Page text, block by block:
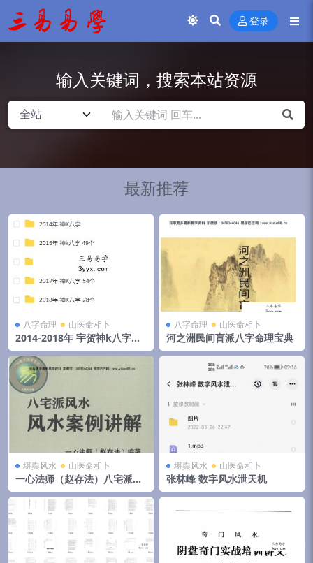
登录
输入关键词，搜索本站资源
最新推荐
八字命理 山医命相卜
2014-2018年 宇贺神k八字合
集 夸克网盘下载
八字命理 山医命相卜
河之洲民间盲派八字命理宝典
堪舆风水 山医命相卜
一心法师（赵存法）八宅派风
水案例讲解
堪舆风水 山医命相卜
张林峰 数字风水泄天机